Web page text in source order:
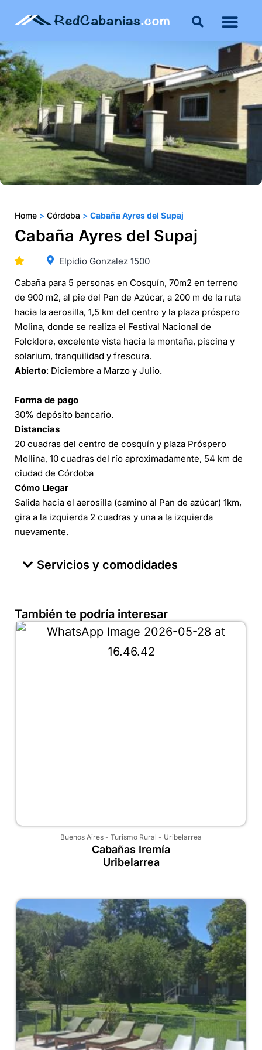
Home > Córdoba > Cabaña Ayres del Supaj
Cabaña Ayres del Supaj
Elpidio Gonzalez 1500
Cabaña para 5 personas en Cosquín, 70m2 en terreno
de 900 m2, al pie del Pan de Azúcar, a 200 m de la ruta
hacia la aerosilla, 1,5 km del centro y la plaza próspero
Molina, donde se realiza el Festival Nacional de
Folcklore, excelente vista hacia la montaña, piscina y
solarium, tranquilidad y frescura.
Abierto: Diciembre a Marzo y Julio.
Forma de pago
30% depósito bancario.
Distancias
20 cuadras del centro de cosquín y plaza Próspero
Mollina, 10 cuadras del río aproximadamente, 54 km de
ciudad de Córdoba
Cómo Llegar
Salida hacia el aerosilla (camino al Pan de azúcar) 1km,
gira a la izquierda 2 cuadras y una a la izquierda
nuevamente.
Servicios y comodidades
También te podría interesar
Buenos Aires - Turismo Rural - Uribelarrea
Cabañas Iremía
Uribelarrea